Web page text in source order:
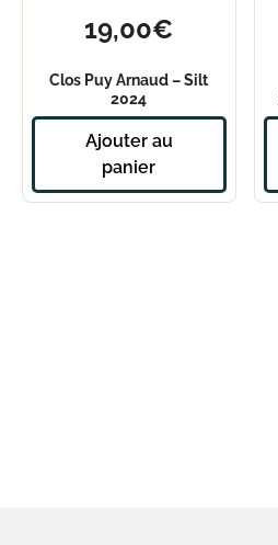
19,00€
Clos Puy Arnaud – Silt
2024
Ajouter au
panier